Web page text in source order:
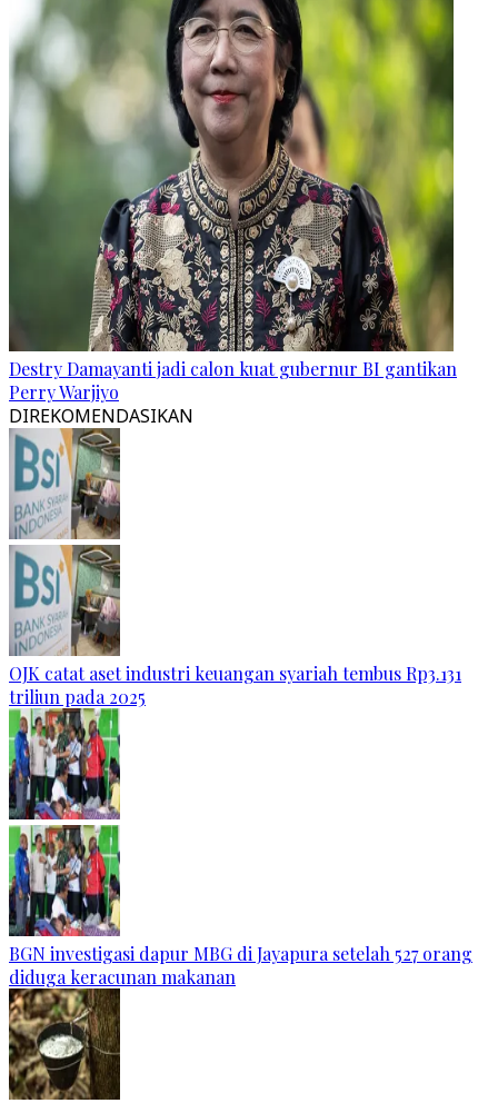
Destry Damayanti jadi calon kuat gubernur BI gantikan
Perry Warjiyo
DIREKOMENDASIKAN
OJK catat aset industri keuangan syariah tembus Rp3.131
triliun pada 2025
BGN investigasi dapur MBG di Jayapura setelah 527 orang
diduga keracunan makanan